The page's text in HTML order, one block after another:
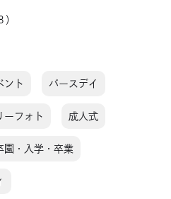
ント バースデイ
ーフォト 成人式
園・入学・卒業